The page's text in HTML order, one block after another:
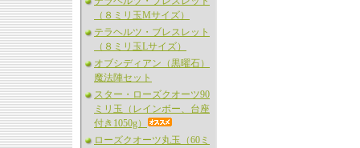
（８ミリ玉Mサイズ）
テラヘルツ・ブレスレット
（８ミリ玉Lサイズ）
オブシディアン（黒曜石）
魔法陣セット
スター・ローズクオーツ90
ミリ玉（レインボー、台座
付き1050g）
ローズクオーツ丸玉（60ミ